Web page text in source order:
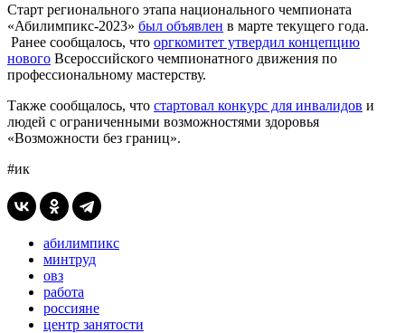
Старт регионального этапа национального чемпионата
«Абилимпикс-2023» был объявлен в марте текущего года.
Ранее сообщалось, что оргкомитет утвердил концепцию
нового Всероссийского чемпионатного движения по
профессиональному мастерству.
Также сообщалось, что стартовал конкурс для инвалидов и
людей с ограниченными возможностями здоровья
«Возможности без границ».
#ик
абилимпикс
минтруд
овз
работа
россияне
центр занятости